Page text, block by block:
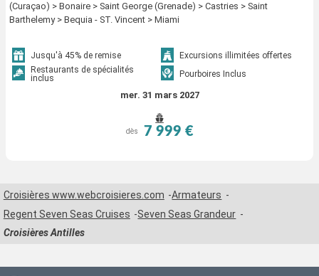
(Curaçao) > Bonaire > Saint George (Grenade) > Castries > Saint
Barthelemy > Bequia - ST. Vincent > Miami
Jusqu'à 45% de remise
Excursions illimitées offertes
Restaurants de spécialités
inclus
Pourboires Inclus
mer. 31 mars 2027
dès 7 999 €
Croisières www.webcroisieres.com
Armateurs
Regent Seven Seas Cruises
Seven Seas Grandeur
Croisières Antilles